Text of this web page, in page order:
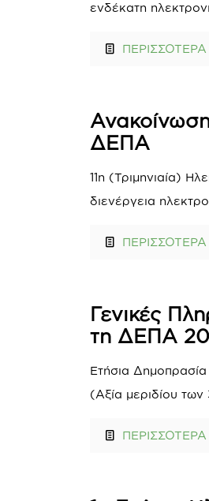
ενδέκατη
ΠΕΡΙΣΣΟΤΕΡΑ
ΔΕΠΑ
11η (Τριμηνιαία)
διενέργεια
ΠΕΡΙΣΣΟΤΕΡΑ
Γενικές
τη ΔΕΠΑ
Ετήσια
(Αξία μεριδίου
ΠΕΡΙΣΣΟΤΕΡΑ